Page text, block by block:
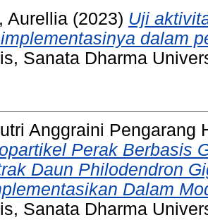
Aurellia (2023) Uji
dalam
Sanata Dharma
Anggraini Pengarang
Perak Berbasis
Daun Philodendron
Dalam
Sanata Dharma